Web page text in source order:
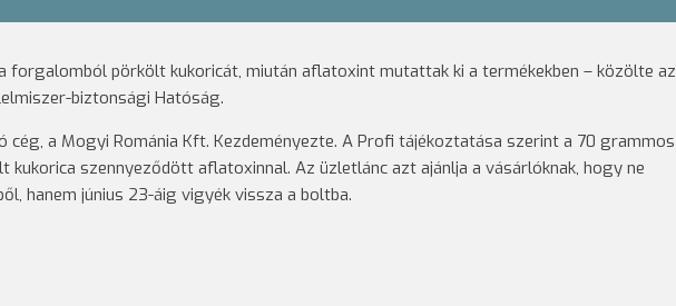
forgalomból pörkölt kukoricát, miután aflatoxint mutattak ki a termékekben – közölte az
biztonsági Hatóság.
a Mogyi Románia Kft. Kezdeményezte. A Profi tájékoztatása szerint a 70 grammos
kukorica szennyeződött aflatoxinnal. Az üzletlánc azt ajánlja a vásárlóknak, hogy ne
hanem június 23-áig vigyék vissza a boltba.